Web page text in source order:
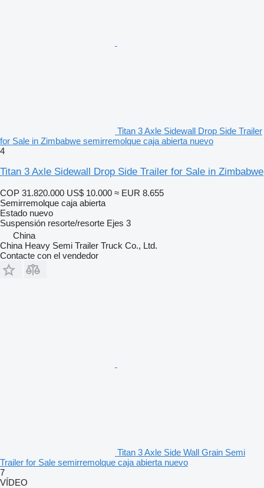
Titan 3 Axle Sidewall Drop Side Trailer
for Sale in Zimbabwe semirremolque caja abierta nuevo
4
Titan 3 Axle Sidewall Drop Side Trailer for Sale in Zimbabwe
COP 31.820.000 US$ 10.000 ≈ EUR 8.655
Semirremolque caja abierta
Estado nuevo
Suspensión resorte/resorte Ejes 3
China
China Heavy Semi Trailer Truck Co., Ltd.
Contacte con el vendedor
Titan 3 Axle Side Wall Grain Semi
Trailer for Sale semirremolque caja abierta nuevo
7
VÍDEO